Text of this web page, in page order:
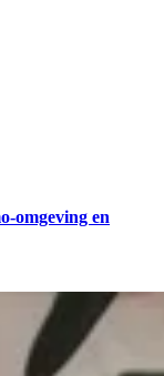
omgeving en